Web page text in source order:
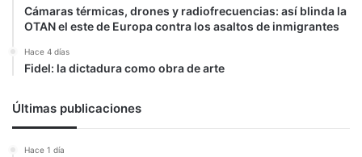
Cámaras térmicas, drones y radiofrecuencias: así blinda la
OTAN el este de Europa contra los asaltos de inmigrantes
Hace 4 días
Fidel: la dictadura como obra de arte
Últimas publicaciones
Hace 1 día